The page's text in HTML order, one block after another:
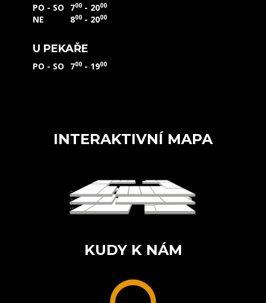
PO - SO 700 - 2000
NE 800 - 2000
U PEKAŘE
PO - SO 700 - 1900
INTERAKTIVNÍ MAPA
KUDY K NÁM